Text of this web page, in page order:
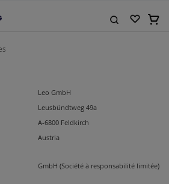
Mon
Leo GmbH
Leusbündtweg 49a
A-6800 Feldkirch
Austria
GmbH (Société à responsabilité limitée)